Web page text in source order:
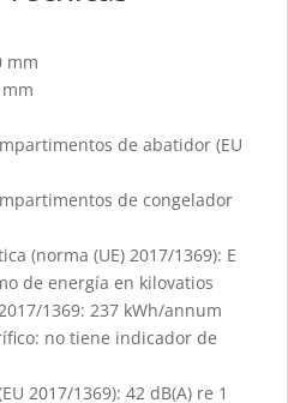
mm
de abatidor (EU
de congelador
(norma (UE) 2017/1369): E
de energía en kilovatios
1369: 237 kWh/annum
no tiene indicador de
2017/1369): 42 dB(A) re 1